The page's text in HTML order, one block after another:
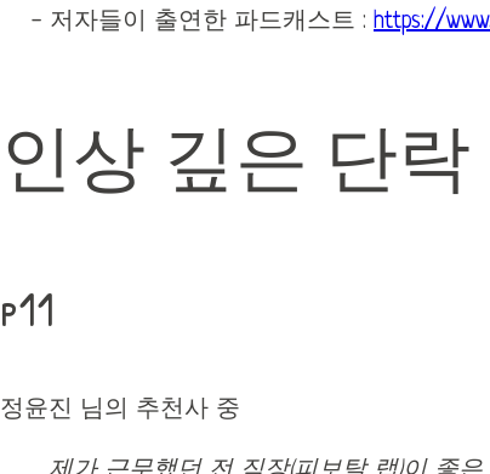
저자들이 출연한 파드캐스트 : https://
인상 깊은 단락
p11
정윤진 님의 추천사 중